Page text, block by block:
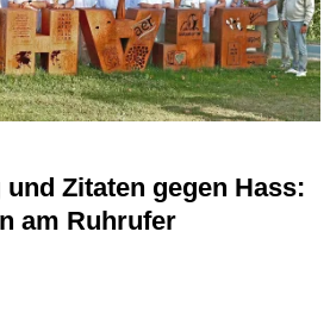
Zitaten gegen Hass:
am Ruhrufer